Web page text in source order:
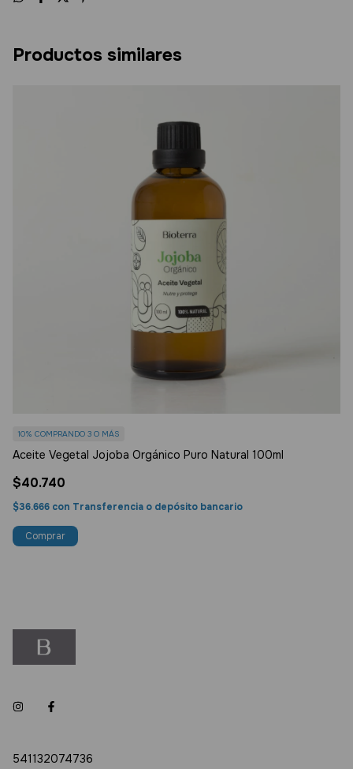
Productos similares
Aceite Vegetal Jojoba Orgánico Puro Natural 100ml
$40.740
10% COMPRANDO 3 O MÁS
$36.666 con Transferencia o depósito bancario
541132074736